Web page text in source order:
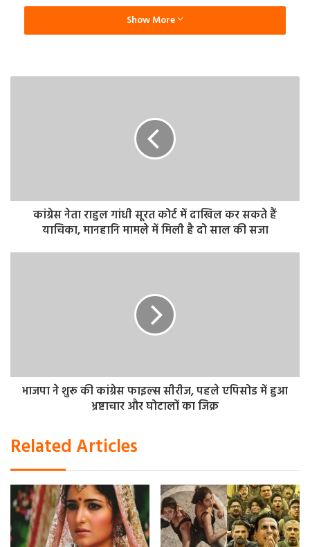
Show More
कांग्रेस नेता राहुल गांधी सूरत कोर्ट में दाखिल कर सकते हैं
याचिका, मानहानि मामले में मिली है दो साल की सजा
भाजपा ने शुरू की कांग्रेस फाइल्स सीरीज, पहले एपिसोड में हुआ
भ्रष्टाचार और घोटालों का जिक्र
Related Articles